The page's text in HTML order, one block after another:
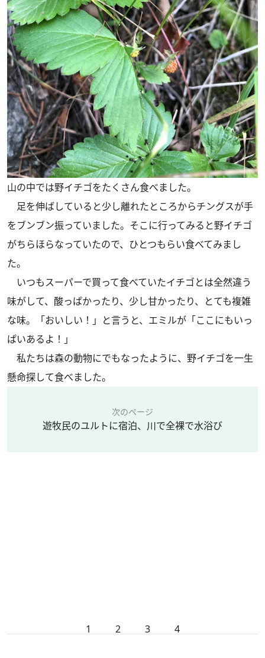
山の中では野イチゴをたくさん食べました。
足を伸ばしていると少し離れたところからチングスが手
をブンブン振っていました。そこに行ってみると野イチゴ
がちらほらなっていたので、ひとつもらい食べてみまし
た。
いつもスーパーで買って食べていたイチゴとは全然違う
味がして、酸っぱかったり、少し甘かったり、とても複雑
な味。「おいしい！」と言うと、エミルが「ここにもいっ
ぱいあるよ！」
私たちは森の動物にでもなったように、野イチゴを一生
懸命探して食べました。
次のページ
遊牧民のユルトに宿泊、川で全裸で水浴び
1 2 3 4